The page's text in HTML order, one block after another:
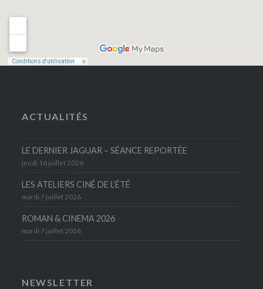
ACTUALITÉS
LE DERNIER JAGUAR – SÉANCE REPORTÉE
jeudi 16 juillet 2026
LES ATELIERS CINÉ DE L’ÉTÉ
mardi 7 juillet 2026
ROMAN & CINEMA 2026
mardi 7 juillet 2026
NEWSLETTER